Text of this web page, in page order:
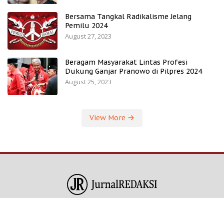
Bersama Tangkal Radikalisme Jelang
Pemilu 2024
August 27, 2023
Beragam Masyarakat Lintas Profesi
Dukung Ganjar Pranowo di Pilpres 2024
August 25, 2023
View More